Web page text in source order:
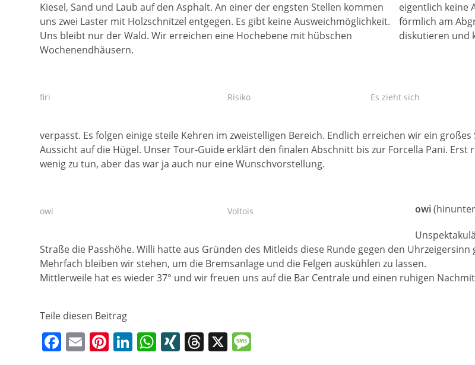
Kiesel, Sand und Laub auf den Asphalt. An einer der engsten Stellen kommen
uns zwei Laster mit Holzschnitzel entgegen. Es gibt keine Ausweichmöglichkeit.
Uns bleibt nur der Wald. Wir erreichen eine Hochebene mit hübschen
Wochenendhäusern.
eigentlich keine
förmlich am
diskutieren und
firi Risiko Es zieht sich
verpasst. Es folgen einige steile Kehren im zweistelligen Bereich. Endlich erreichen wir ein
Aussicht auf die Hügel. Unser Tour-Guide erklärt den finalen Abschnitt bis zur Forcella Pani.
wenig zu tun, aber das war ja auch nur eine Wunschvorstellung.
owi Voltois owi
Straße die Passhöhe. Willi hatte aus Gründen des Mitleids diese Runde gegen den
Mehrfach bleiben wir stehen, um die Bremsanlage und die Felgen auskühlen zu lassen.
Mittlerweile hat es wieder 37° und wir freuen uns auf die Bar Centrale und einen ruhigen
Teile diesen Beitrag
F E Pi Li W XI T X